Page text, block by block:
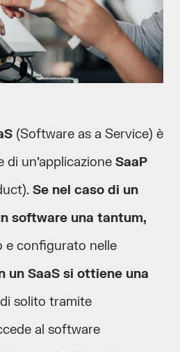
(Software as a Service) è
un’applicazione SaaP
Se nel caso di un
software una tantum,
e configurato nelle
un SaaS si ottiene una
solito tramite
al software